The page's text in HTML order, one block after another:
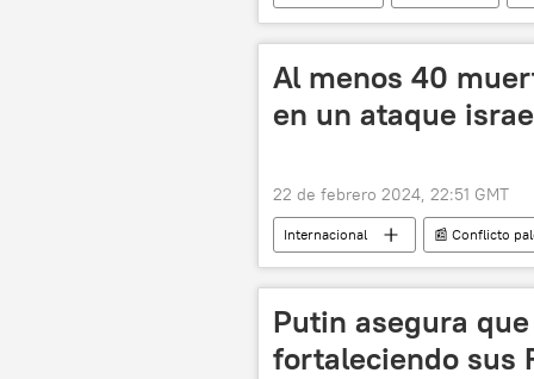
Fuerzas Armadas de Ucrania
Al menos 40
en un ataque
22 de febrero 2024, 22:51 GMT
Internacional 📰 Conflicto
ONU
Palestina
Putin asegura
fortaleciendo sus